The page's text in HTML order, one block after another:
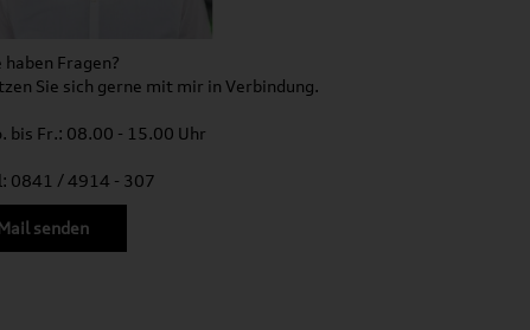
haben Fragen?
Sie sich gerne mit mir in Verbindung.
bis Fr.: 08.00 - 15.00 Uhr
0841 / 4914 - 307
senden